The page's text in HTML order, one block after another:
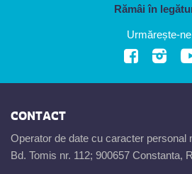
Rămâi în
Urmărește-ne
CONTACT
Operator de date cu caracter personal
Bd. Tomis nr. 112; 900657 Constanta,